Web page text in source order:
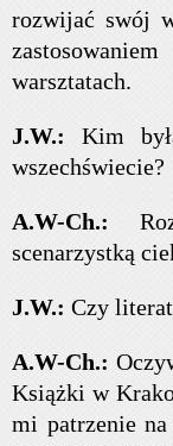
rozwijać swój
warsztatach.
J.W.: Kim
wszechświecie?
A.W-Ch.:
scenarzystką
J.W.: Czy
A.W-Ch.:
Książki w
mi patrzenie